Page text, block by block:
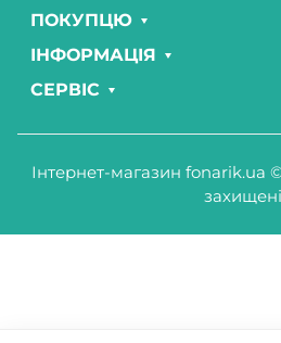
ПОКУПЦЮ
ІНФОРМАЦІЯ
СЕРВІС
Інтернет-магазин fonarik.ua
захищені